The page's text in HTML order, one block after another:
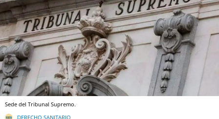
Sede del Tribunal Supremo.
DERECHO SANITARIO